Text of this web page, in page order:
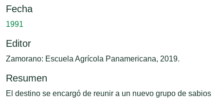
Fecha
1991
Editor
Zamorano: Escuela Agrícola Panamericana, 2019.
Resumen
El destino se encargó de reunir a un nuevo grupo de sabios